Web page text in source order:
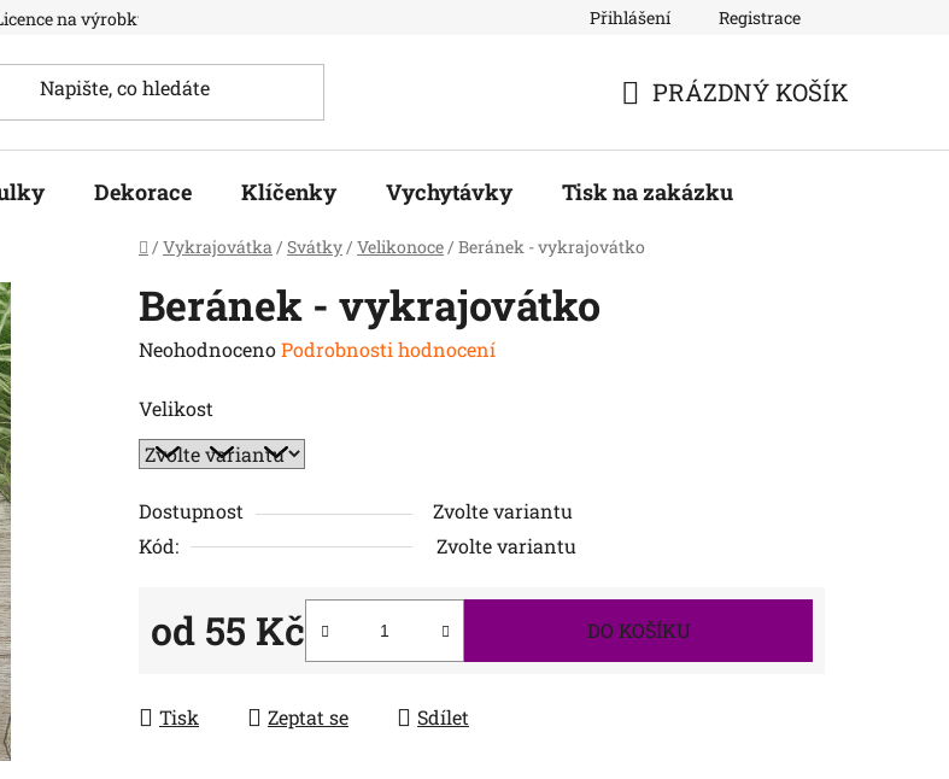
na výrobky Přihlášení Registrace
KOŠÍK
PRÁZDNÝ KOŠÍK
Dekorace Klíčenky Vychytávky Tisk na zakázku
Domů
/ Vykrajovátka / Svátky / Velikonoce / Beránek - vykrajovátko
Beránek - vykrajovátko
Průměrné
produktu
je
0,0
z
5
NeohodnocenoPodrobnosti hodnocení
Velikost
Dostupnost
Zvolte variantu
Kód:
Zvolte variantu
od 55 Kč DO KOŠÍKU
Tisk Zeptat se Sdílet